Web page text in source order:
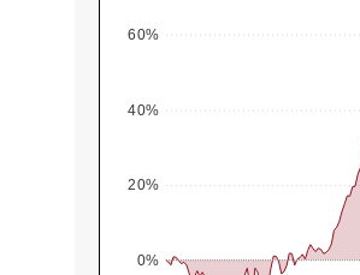
0%
20%
40%
60%